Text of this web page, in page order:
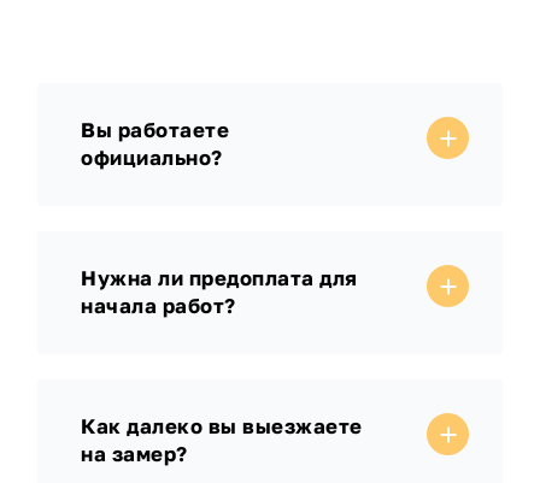
Вы работаете
официально?
Нужна ли предоплата для
начала работ?
Как далеко вы выезжаете
на замер?